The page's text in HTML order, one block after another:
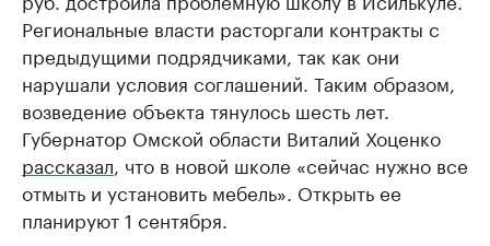
Региональные власти расторгали контракты с
предыдущими подрядчиками, так как они
нарушали условия соглашений. Таким образом,
возведение объекта тянулось шесть лет.
Губернатор Омской области Виталий Хоценко
рассказал, что в новой школе «сейчас нужно все
отмыть и установить мебель». Открыть ее
планируют 1 сентября.